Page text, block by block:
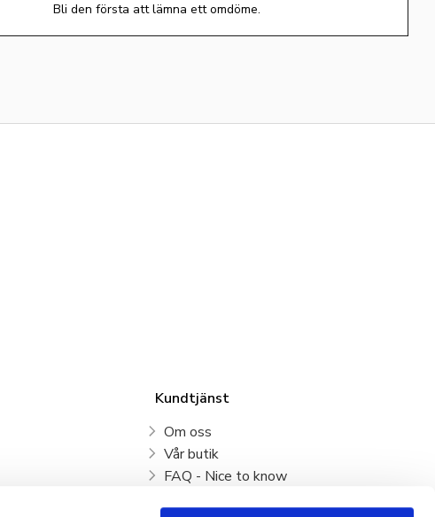
Bli den första att lämna ett omdöme.
Kundtjänst
Om oss
Vår butik
FAQ - Nice to know